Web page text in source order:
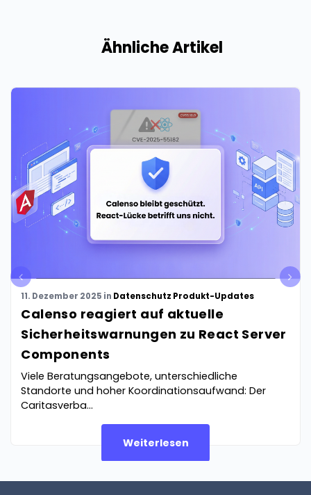
Ähnliche Artikel
11. Dezember 2025 in Datenschutz Produkt-Updates
Calenso reagiert auf aktuelle
Sicherheitswarnungen zu React Server
Components
Viele Beratungsangebote, unterschiedliche
Standorte und hoher Koordinationsaufwand: Der
Caritasverba...
Weiterlesen
pre
v
nex